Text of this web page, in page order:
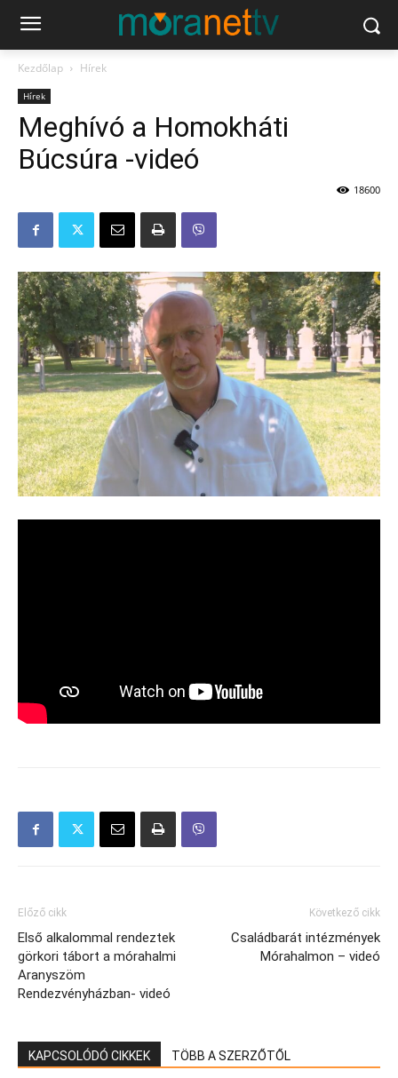
Kezdőlap Hírek
Hírek
Meghívó a Homokháti
Búcsúra -videó
18600
Előző cikk
Első alkalommal rendeztek
görkori tábort a mórahalmi
Aranyszöm
Rendezvényházban- videó
Következő cikk
Családbarát intézmények
Mórahalmon – videó
KAPCSOLÓDÓ CIKKEK TÖBB A SZERZŐTŐL